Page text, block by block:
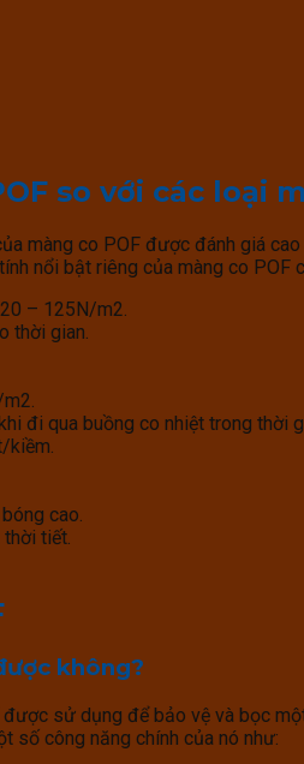
so với các loại
màng co POF được đánh giá
nổi bật riêng của màng co POF
– 125N/m2
thời gian.
2
đi qua buồng co nhiệt trong thời
kiềm.
cao.
tiết.
không?
sử dụng để bảo vệ và bọc
số công năng chính của nó như: